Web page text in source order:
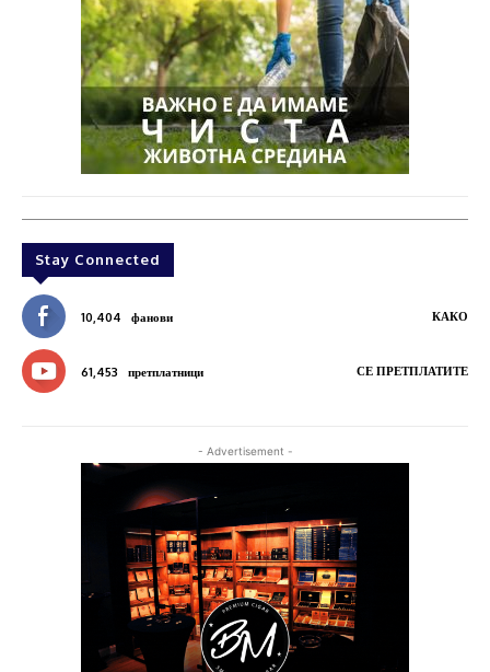
Stay Connected
10,404 фанови КАКО
61,453 претплатници СЕ ПРЕТПЛАТИТЕ
- Advertisement -